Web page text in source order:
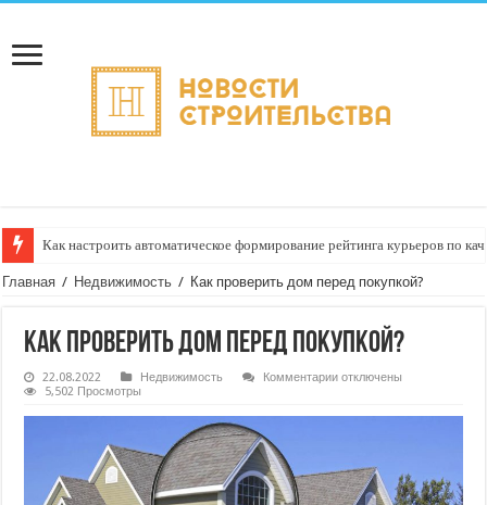
Как настроить автоматическое формирование рейтинга курьеров по
Главная / Недвижимость / Как проверить дом перед покупкой?
Как проверить дом перед покупкой?
22.08.2022 Недвижимость Комментариик
проверить
отключены
5,502 Просмотры